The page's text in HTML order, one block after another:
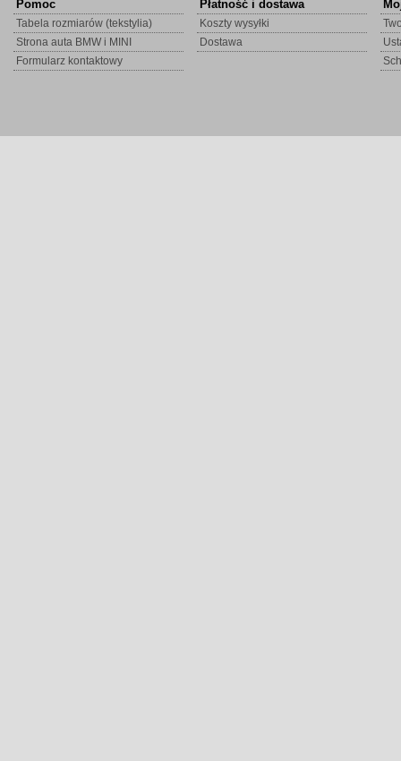
Pomoc
Tabela rozmiarów (tekstylia)
Strona auta BMW i MINI
Formularz kontaktowy
Płatność i dostawa
Koszty wysyłki
Dostawa